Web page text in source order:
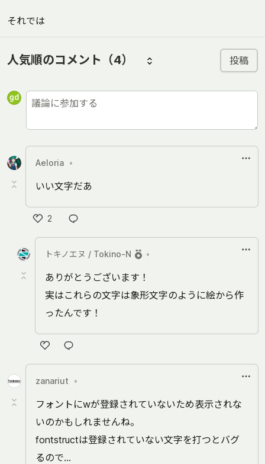
それでは
人気順のコメント （4） 投稿
Aeloria •
いい文字だあ
2
い
トキノエヌ / Tokino-N •
ありがとうございます！
実はこれらの文字は象形文字のように絵から作
ったんです！
い
ね
zanariut •
フォントにwが登録されていないため表示されな
いのかもしれませんね。
fontstructは登録されていない文字を打つとバグ
るので…